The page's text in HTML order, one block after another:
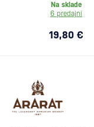
Na sklade
6 predajní
19,80 €